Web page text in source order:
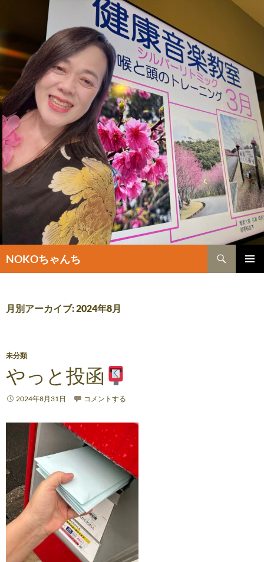
NOKOちゃんち
索
ン
キ
プ
月別アーカイブ: 2024年8月
未分類
やっと投函
2024年8月31日 コメントする